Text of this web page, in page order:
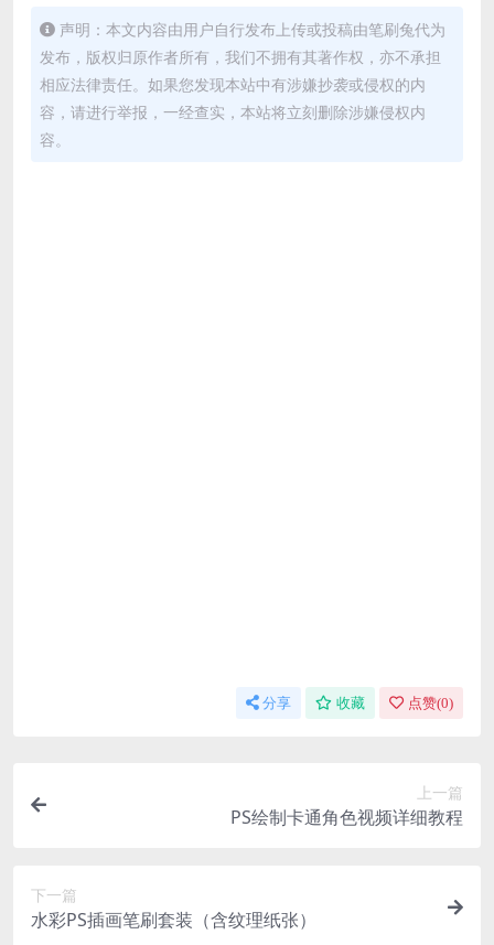
声明：本文内容由用户自行发布上传或投稿由笔刷兔代为
发布，版权归原作者所有，我们不拥有其著作权，亦不承担
相应法律责任。如果您发现本站中有涉嫌抄袭或侵权的内
容，请进行举报，一经查实，本站将立刻删除涉嫌侵权内
容。
分享 收藏 点赞(0)
上一篇
PS绘制卡通角色视频详细教程
下一篇
水彩PS插画笔刷套装（含纹理纸张）